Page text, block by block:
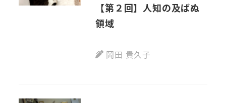
【第２回】人知の及ばぬ
領域
岡田 貴久子